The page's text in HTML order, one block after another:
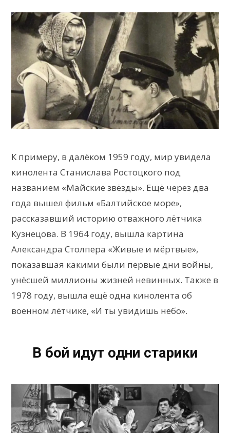
К примеру, в далёком 1959 году, мир увидела
кинолента Станислава Ростоцкого под
названием «Майские звёзды». Ещё через два
года вышел фильм «Балтийское море»,
рассказавший историю отважного лётчика
Кузнецова. В 1964 году, вышла картина
Александра Столпера «Живые и мёртвые»,
показавшая какими были первые дни войны,
унёсшей миллионы жизней невинных. Также в
1978 году, вышла ещё одна кинолента об
военном лётчике, «И ты увидишь небо».
В бой идут одни старики